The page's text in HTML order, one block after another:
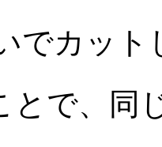
でカッ
とで、同